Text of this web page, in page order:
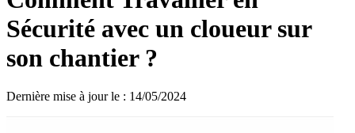
Sécurité avec un cloueur sur
son chantier ?
Dernière mise à jour le : 14/05/2024